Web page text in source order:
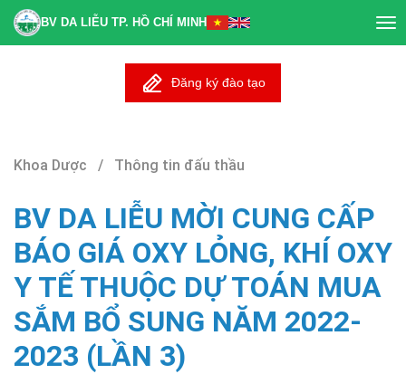
BV DA LIỄU TP. HỒ CHÍ MINH
Đăng ký đào tạo
Khoa Dược / Thông tin đấu thầu
BV DA LIỄU MỜI CUNG CẤP
BÁO GIÁ OXY LỎNG, KHÍ OXY
Y TẾ THUỘC DỰ TOÁN MUA
SẮM BỔ SUNG NĂM 2022-
2023 (LẦN 3)